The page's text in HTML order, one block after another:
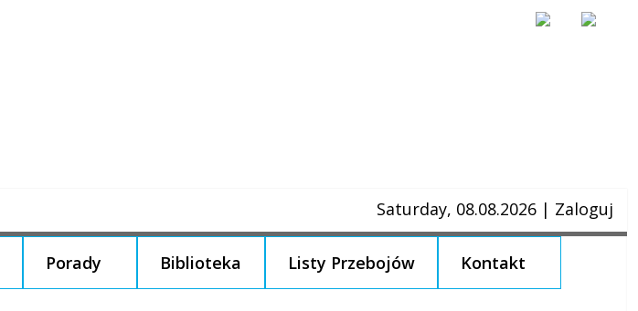
Saturday, 08.08.2026 | Zaloguj
Porady Biblioteka Listy Przebojów Kontakt